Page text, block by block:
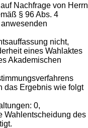
Nachfrage von Herrn
§ 96 Abs. 4
nicht,
eines Wahlaktes
Akademischen
das Ergebnis wie folgt
0,
Wahlentscheidung des